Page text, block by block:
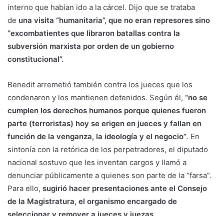
interno que habían ido a la cárcel. Dijo que se trataba
de una visita “humanitaria”, que no eran represores sino
“excombatientes que libraron batallas contra la
subversión marxista por orden de un gobierno
constitucional”.
Benedit arremetió también contra los jueces que los
condenaron y los mantienen detenidos. Según él, “no se
cumplen los derechos humanos porque quienes fueron
parte (terroristas) hoy se erigen en jueces y fallan en
función de la venganza, la ideología y el negocio”. En
sintonía con la retórica de los perpetradores, el diputado
nacional sostuvo que les inventan cargos y llamó a
denunciar públicamente a quienes son parte de la “farsa”.
Para ello, sugirió hacer presentaciones ante el Consejo
de la Magistratura, el organismo encargado de